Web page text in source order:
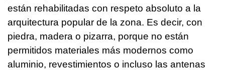
están rehabilitadas con respeto absoluto a la
arquitectura popular de la zona. Es decir, con
piedra, madera o pizarra, porque no están
permitidos materiales más modernos como
aluminio, revestimientos o incluso las antenas